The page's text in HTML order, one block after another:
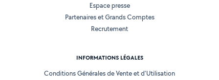
Espace presse
Partenaires et Grands Comptes
Recrutement
INFORMATIONS LÉGALES
Conditions Générales de Vente et d'Utilisation